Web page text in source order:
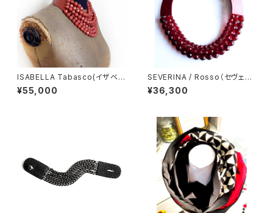
ISABELLA Tabasco(イザベラ
タバスコ）
¥55,000
SEVERINA / Rosso（セヴェリ
ナ・ネックレス）
¥36,300